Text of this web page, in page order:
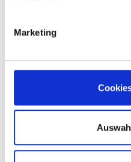
Marketing
Ihre E-Mail-Adresse